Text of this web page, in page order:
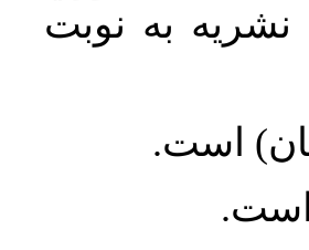
به نوبت
است.
است.